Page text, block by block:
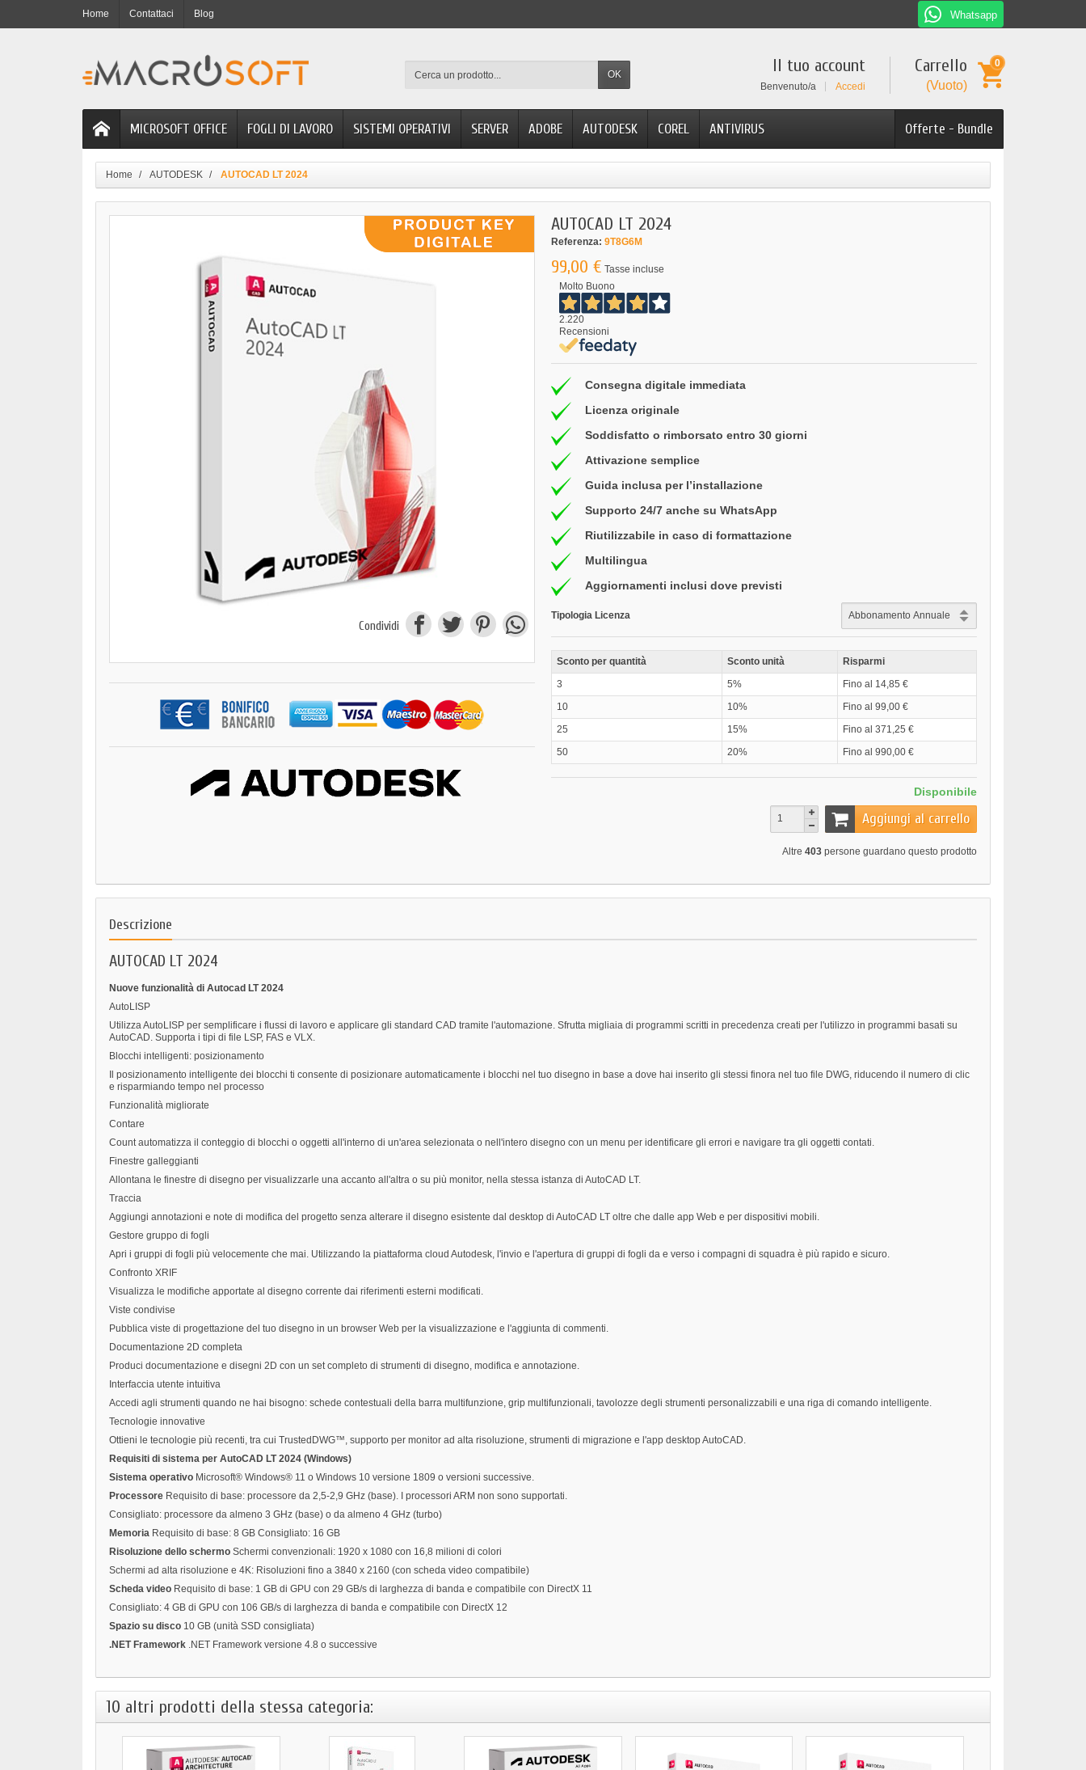
Home Contattaci Blog Whatsapp
OK Carrello
(Vuoto)
0
Il tuo account
Benvenuto/a Accedi
Offerte - Bundle
MICROSOFT OFFICE FOGLI DI LAVORO SISTEMI OPERATIVI SERVER ADOBE AUTODESK COREL ANTIVIRUS
Home AUTODESK AUTOCAD LT 2024
Condividi
AUTOCAD LT 2024
Referenza: 9T8G6M
99,00 € Tasse incluse
Molto Buono
2.220
Recensioni
Consegna digitale immediata
Licenza originale
Soddisfatto o rimborsato entro 30 giorni
Attivazione semplice
Guida inclusa per l’installazione
Supporto 24/7 anche su WhatsApp
Riutilizzabile in caso di formattazione
Multilingua
Aggiornamenti inclusi dove previsti
Tipologia Licenza
Sconto per quantità Sconto unità
Risparmi
3
5%
Fino al 14,85 €
10
10%
Fino al 99,00 €
25
15%
Fino al 371,25 €
50
20% Fino al 990,00 €
Disponibile
Aggiungi al carrello
Altre 403 persone guardano questo prodotto
Descrizione
AUTOCAD LT 2024
Nuove funzionalità di Autocad LT 2024
AutoLISP
Utilizza AutoLISP per semplificare i flussi di lavoro e applicare gli standard CAD tramite l'automazione. Sfrutta migliaia di programmi scritti in precedenza creati per l'utilizzo in programmi basati su
AutoCAD. Supporta i tipi di file LSP, FAS e VLX.
Blocchi intelligenti: posizionamento
Il posizionamento intelligente dei blocchi ti consente di posizionare automaticamente i blocchi nel tuo disegno in base a dove hai inserito gli stessi finora nel tuo file DWG, riducendo il numero di clic
e risparmiando tempo nel processo
Funzionalità migliorate
Contare
Count automatizza il conteggio di blocchi o oggetti all'interno di un'area selezionata o nell'intero disegno con un menu per identificare gli errori e navigare tra gli oggetti contati.
Finestre galleggianti
Allontana le finestre di disegno per visualizzarle una accanto all'altra o su più monitor, nella stessa istanza di AutoCAD LT.
Traccia
Aggiungi annotazioni e note di modifica del progetto senza alterare il disegno esistente dal desktop di AutoCAD LT oltre che dalle app Web e per dispositivi mobili.
Gestore gruppo di fogli
Apri i gruppi di fogli più velocemente che mai. Utilizzando la piattaforma cloud Autodesk, l'invio e l'apertura di gruppi di fogli da e verso i compagni di squadra è più rapido e sicuro.
Confronto XRIF
Visualizza le modifiche apportate al disegno corrente dai riferimenti esterni modificati.
Viste condivise
Pubblica viste di progettazione del tuo disegno in un browser Web per la visualizzazione e l'aggiunta di commenti.
Documentazione 2D completa
Produci documentazione e disegni 2D con un set completo di strumenti di disegno, modifica e annotazione.
Interfaccia utente intuitiva
Accedi agli strumenti quando ne hai bisogno: schede contestuali della barra multifunzione, grip multifunzionali, tavolozze degli strumenti personalizzabili e una riga di comando intelligente.
Tecnologie innovative
Ottieni le tecnologie più recenti, tra cui TrustedDWG™, supporto per monitor ad alta risoluzione, strumenti di migrazione e l'app desktop AutoCAD.
Requisiti di sistema per AutoCAD LT 2024 (Windows)
Sistema operativo Microsoft® Windows® 11 o Windows 10 versione 1809 o versioni successive.
Processore Requisito di base: processore da 2,5-2,9 GHz (base). I processori ARM non sono supportati.
Consigliato: processore da almeno 3 GHz (base) o da almeno 4 GHz (turbo)
Memoria Requisito di base: 8 GB Consigliato: 16 GB
Risoluzione dello schermo Schermi convenzionali: 1920 x 1080 con 16,8 milioni di colori
Schermi ad alta risoluzione e 4K: Risoluzioni fino a 3840 x 2160 (con scheda video compatibile)
Scheda video Requisito di base: 1 GB di GPU con 29 GB/s di larghezza di banda e compatibile con DirectX 11
Consigliato: 4 GB di GPU con 106 GB/s di larghezza di banda e compatibile con DirectX 12
Spazio su disco 10 GB (unità SSD consigliata)
.NET Framework .NET Framework versione 4.8 o successive
10 altri prodotti della stessa categoria: